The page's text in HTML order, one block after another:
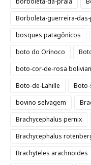
Borboleta-guerreira-
bosques patagônicos
boto do Orinoco
boto-cor-de-rosa
Boto-de-Lahille
bovino selvagem
Brachycephalus pernix
Brachycephalus
Brachyteles arachnoides